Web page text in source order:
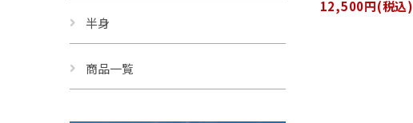
12,500円(税込)
半身
商品一覧